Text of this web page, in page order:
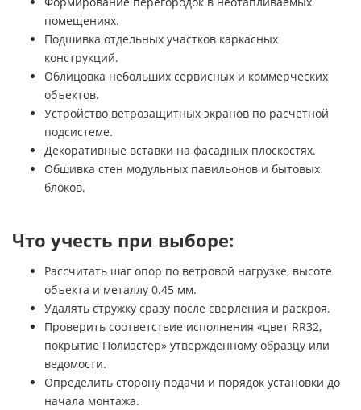
помещениях.
Подшивка отдельных участков каркасных
конструкций.
Облицовка небольших сервисных и коммерческих
объектов.
Устройство ветрозащитных экранов по расчётной
подсистеме.
Декоративные вставки на фасадных плоскостях.
Обшивка стен модульных павильонов и бытовых
блоков.
Что учесть при выборе:
Рассчитать шаг опор по ветровой нагрузке, высоте
объекта и металлу 0.45 мм.
Удалять стружку сразу после сверления и раскроя.
Проверить соответствие исполнения «цвет RR32,
покрытие Полиэстер» утверждённому образцу или
ведомости.
Определить сторону подачи и порядок установки до
начала монтажа.